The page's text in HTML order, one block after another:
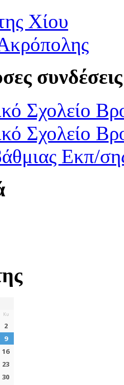
Χίου
συνδέσεις
Σχολείο
Σχολείο
Εκπ/